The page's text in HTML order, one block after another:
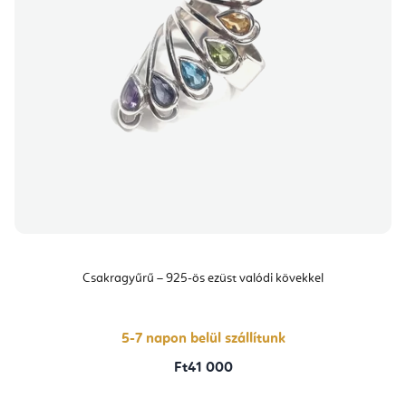
Csakragyűrű – 925-ös ezüst valódi kövekkel
5-7 napon belül szállítunk
Ft41 000